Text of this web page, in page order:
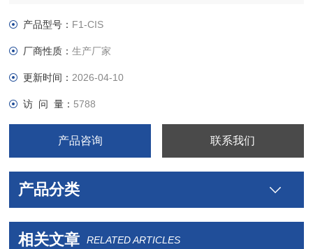
产品型号： F1-CIS
厂商性质：生产厂家
更新时间： 2026-04-10
访 问 量： 5788
产品咨询 联系我们
产品分类
相关文章 RELATED ARTICLES